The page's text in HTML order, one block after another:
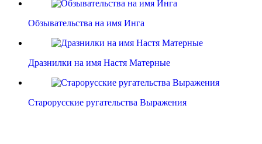
Обзывательства на имя Инга
Дразнилки на имя Настя Матерные
Старорусские ругательства Выражения